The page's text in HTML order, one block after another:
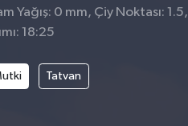
Yağış: 0 mm, Çiy Noktası: 1.5,
18:25
Tatvan